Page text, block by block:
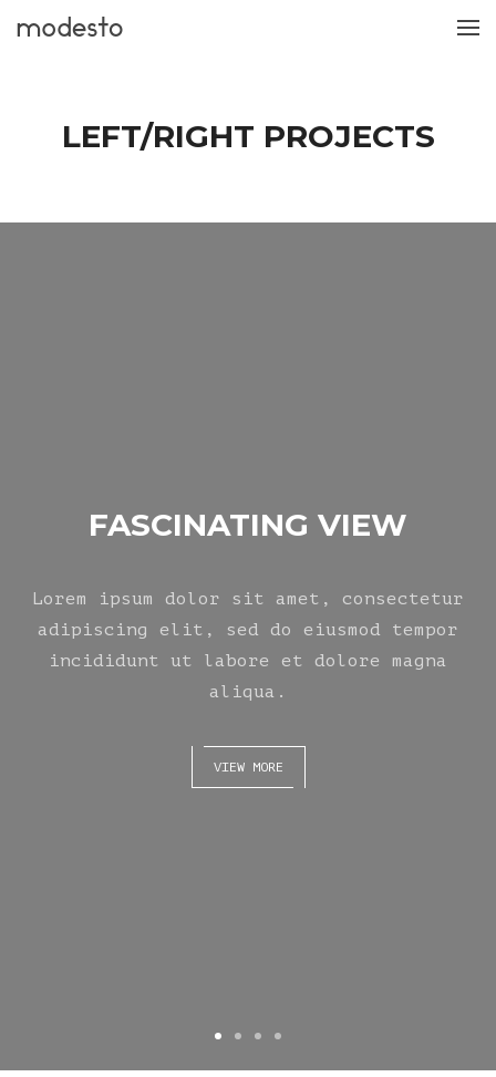
LEFT/RIGHT PROJECTS
FASCINATING VIEW
Lorem ipsum dolor sit amet, consectetur
adipiscing elit, sed do eiusmod tempor
incididunt ut labore et dolore magna
aliqua.
VIEW MORE